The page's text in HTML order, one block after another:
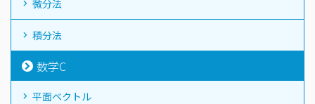
微分法
積分法
数学C
平面ベクトル